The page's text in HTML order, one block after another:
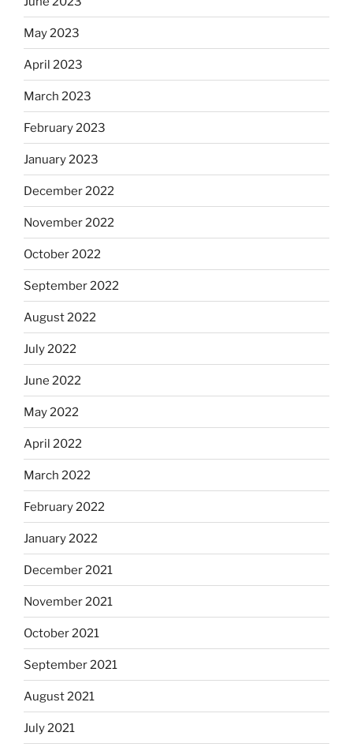
May 2023
April 2023
March 2023
February 2023
January 2023
December 2022
November 2022
October 2022
September 2022
August 2022
July 2022
June 2022
May 2022
April 2022
March 2022
February 2022
January 2022
December 2021
November 2021
October 2021
September 2021
August 2021
July 2021